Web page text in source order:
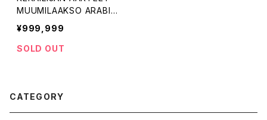
MUUMILAAKSO ARABIAS
SA
¥999,999
SOLD OUT
CATEGORY